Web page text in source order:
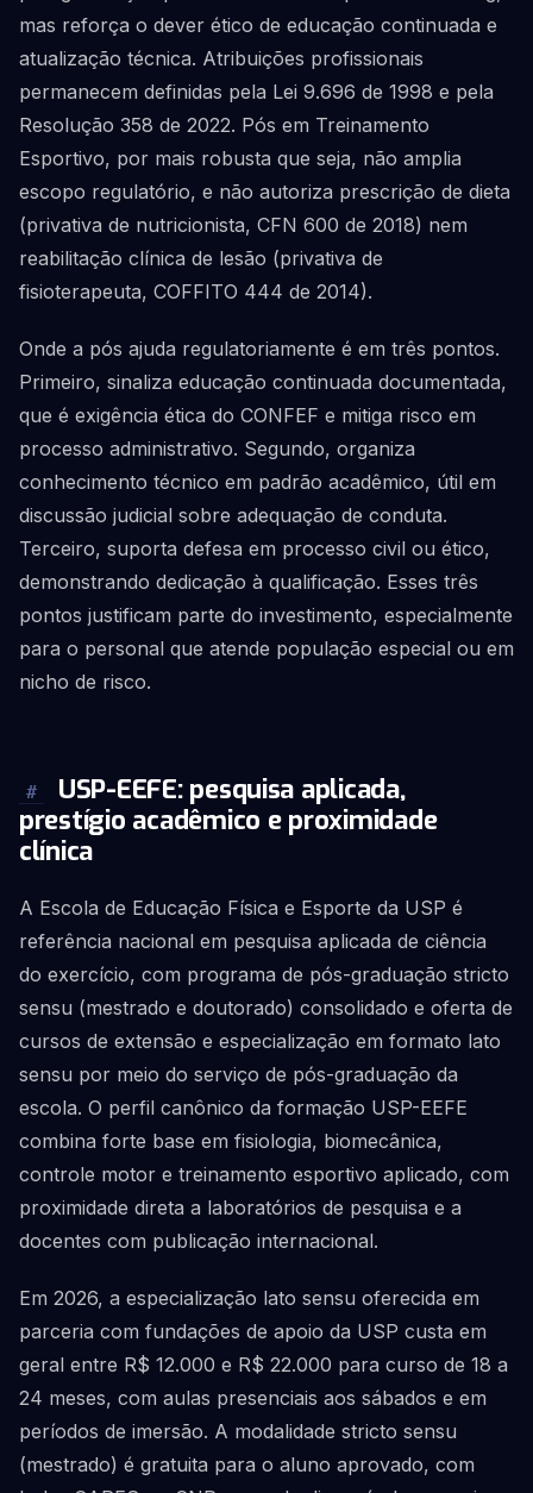
mas reforça o dever ético de educação continuada e
atualização técnica. Atribuições profissionais
permanecem definidas pela Lei 9.696 de 1998 e pela
Resolução 358 de 2022. Pós em Treinamento
Esportivo, por mais robusta que seja, não amplia
escopo regulatório, e não autoriza prescrição de dieta
(privativa de nutricionista, CFN 600 de 2018) nem
reabilitação clínica de lesão (privativa de
fisioterapeuta, COFFITO 444 de 2014).
Onde a pós ajuda regulatoriamente é em três pontos.
Primeiro, sinaliza educação continuada documentada,
que é exigência ética do CONFEF e mitiga risco em
processo administrativo. Segundo, organiza
conhecimento técnico em padrão acadêmico, útil em
discussão judicial sobre adequação de conduta.
Terceiro, suporta defesa em processo civil ou ético,
demonstrando dedicação à qualificação. Esses três
pontos justificam parte do investimento, especialmente
para o personal que atende população especial ou em
nicho de risco.
#
USP-EEFE: pesquisa aplicada,
prestígio acadêmico e proximidade
clínica
A Escola de Educação Física e Esporte da USP é
referência nacional em pesquisa aplicada de ciência
do exercício, com programa de pós-graduação stricto
sensu (mestrado e doutorado) consolidado e oferta de
cursos de extensão e especialização em formato lato
sensu por meio do serviço de pós-graduação da
escola. O perfil canônico da formação USP-EEFE
combina forte base em fisiologia, biomecânica,
controle motor e treinamento esportivo aplicado, com
proximidade direta a laboratórios de pesquisa e a
docentes com publicação internacional.
Em 2026, a especialização lato sensu oferecida em
parceria com fundações de apoio da USP custa em
geral entre R$ 12.000 e R$ 22.000 para curso de 18 a
24 meses, com aulas presenciais aos sábados e em
períodos de imersão. A modalidade stricto sensu
(mestrado) é gratuita para o aluno aprovado, com